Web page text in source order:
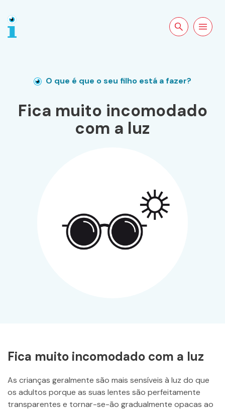
Pesquisar no
Abrir a
O que é que o seu filho está a fazer?
Fica muito incomodado
com a luz
Fica muito incomodado com a luz
As crianças geralmente são mais sensíveis à luz do que
os adultos porque as suas lentes são perfeitamente
transparentes e tornar-se-ão gradualmente opacas ao